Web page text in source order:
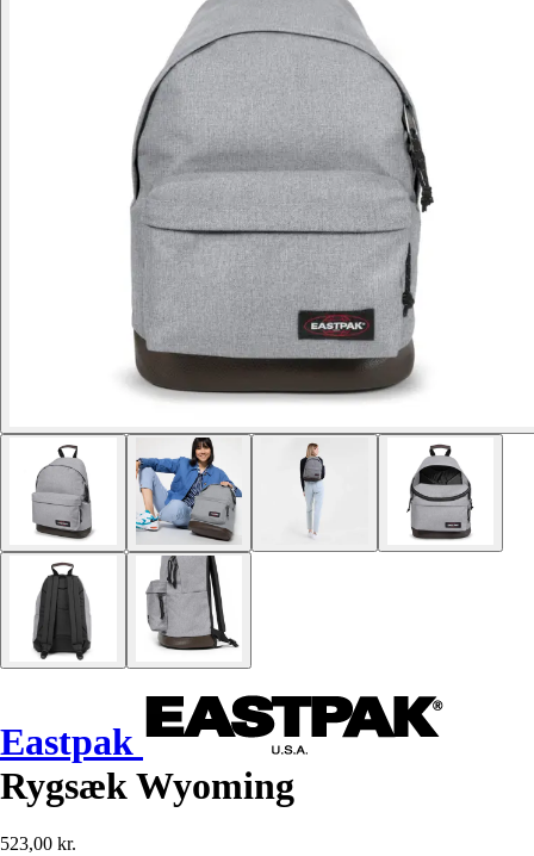
Eastpak
Rygsæk Wyoming
523,00 kr.